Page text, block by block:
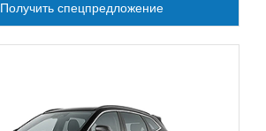
Получить спецпредложение